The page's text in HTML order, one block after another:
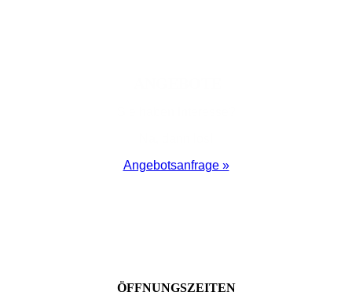
Angebots­anfrage »
ÖFFNUNGSZEITEN